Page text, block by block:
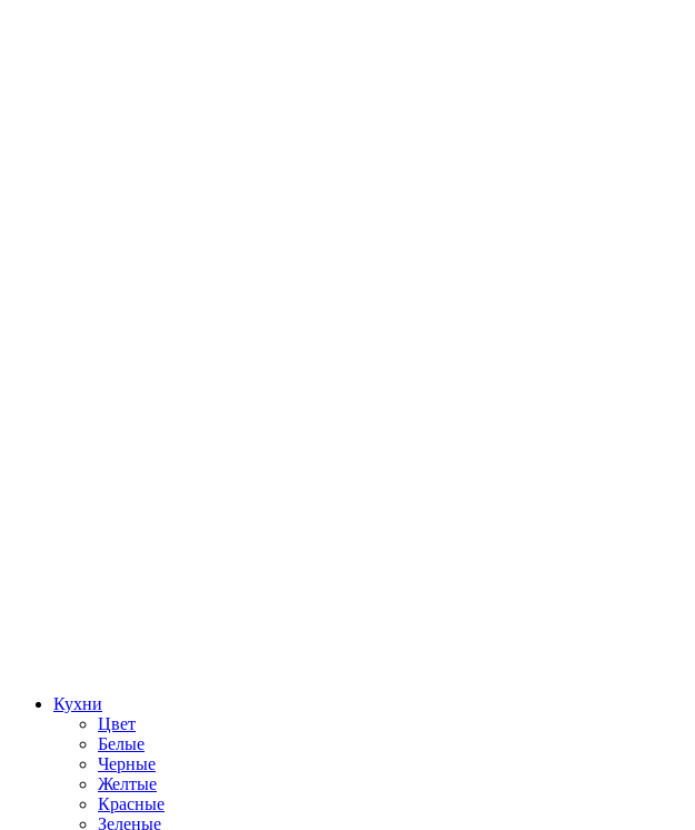
Кухни
Цвет
Белые
Черные
Желтые
Красные
Зеленые